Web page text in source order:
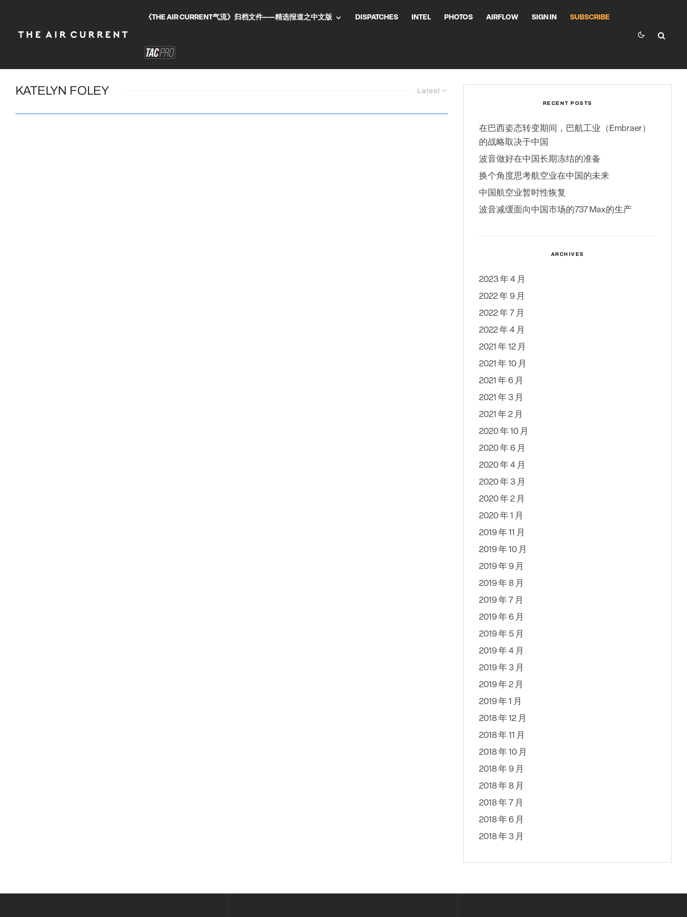
《THE AIR CURRENT气流》归档文件——精选报道之中文版 DISPATCHES INTEL PHOTOS AIRFLOW SIGN IN SUBSCRIBE
Latest
KATELYN FOLEY
RECENT POSTS
在巴西姿态转变期间，巴航工业（Embraer）
的战略取决于中国
波音做好在中国长期冻结的准备
换个角度思考航空业在中国的未来
中国航空业暂时性恢复
波音减缓面向中国市场的737 Max的生产
ARCHIVES
2023 年 4 月
2022 年 9 月
2022 年 7 月
2022 年 4 月
2021 年 12 月
2021 年 10 月
2021 年 6 月
2021 年 3 月
2021 年 2 月
2020 年 10 月
2020 年 6 月
2020 年 4 月
2020 年 3 月
2020 年 2 月
2020 年 1 月
2019 年 11 月
2019 年 10 月
2019 年 9 月
2019 年 8 月
2019 年 7 月
2019 年 6 月
2019 年 5 月
2019 年 4 月
2019 年 3 月
2019 年 2 月
2019 年 1 月
2018 年 12 月
2018 年 11 月
2018 年 10 月
2018 年 9 月
2018 年 8 月
2018 年 7 月
2018 年 6 月
2018 年 3 月